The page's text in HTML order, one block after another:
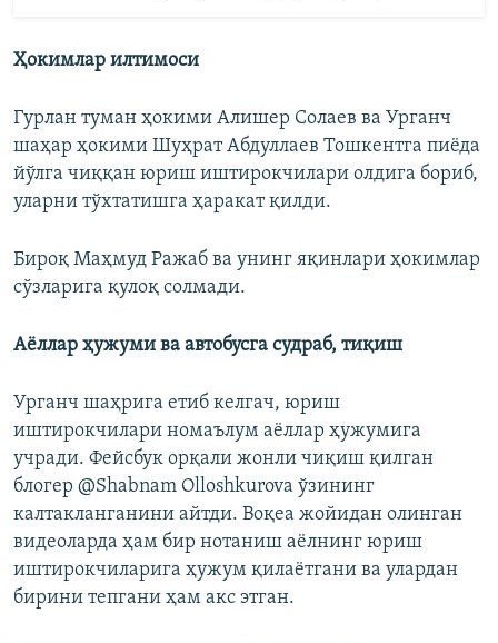
Ҳокимлар илтимоси
Гурлан туман ҳокими Алишер Солаев ва Урганч
шаҳар ҳокими Шуҳрат Абдуллаев Тошкентга пиёда
йўлга чиққан юриш иштирокчилари олдига бориб,
уларни тўхтатишга ҳаракат қилди.
Бироқ Маҳмуд Ражаб ва унинг яқинлари ҳокимлар
сўзларига қулоқ солмади.
Аёллар ҳужуми ва автобусга судраб, тиқиш
Урганч шаҳрига етиб келгач, юриш
иштирокчилари номаълум аёллар ҳужумига
учради. Фейсбук орқали жонли чиқиш қилган
блогер @Shabnam Olloshkurova ўзининг
калтакланганини айтди. Воқеа жойидан олинган
видеоларда ҳам бир нотаниш аёлнинг юриш
иштирокчиларига ҳужум қилаётгани ва улардан
бирини тепгани ҳам акс этган.